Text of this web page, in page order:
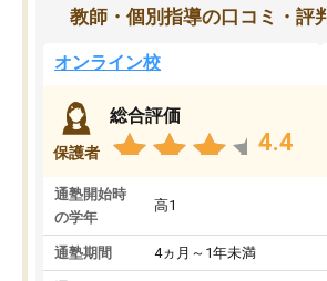
教師・個別指導の口コミ・評
オンライン校
保護者
総合評価
4.4
通塾開始時
の学年
高1
通塾期間 4ヵ月～1年未満